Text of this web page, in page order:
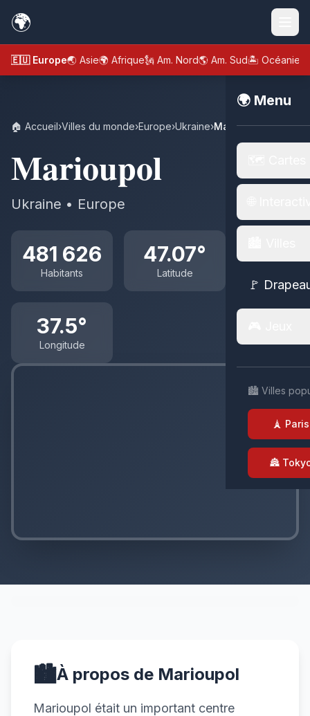
🌍
🇪🇺 Europe🌏 Asie🌍 Afrique🗽 Am. Nord🌎 Am. Sud🏝️ Océanie
🌍 Menu
🚩
🏙️ Villes
🗼 Paris
🏯
🏠 Accueil›Villes du monde›Europe›Ukraine›Marioupol
Marioupol
Ukraine • Europe
481 626
Habitants
47.07°
Latitude
37.5°
Longitude
🏙️À propos de Marioupol
Marioupol était un important centre